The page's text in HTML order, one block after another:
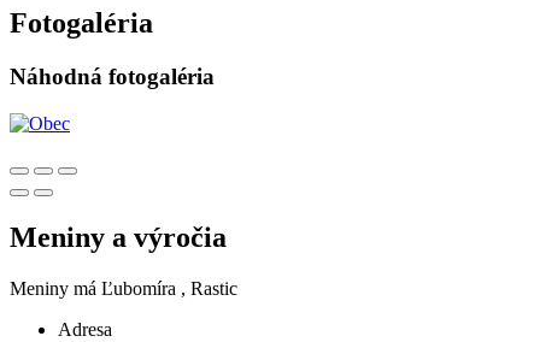
Fotogaléria
Náhodná fotogaléria
Meniny a výročia
Meniny má Ľubomíra , Rastic
Adresa